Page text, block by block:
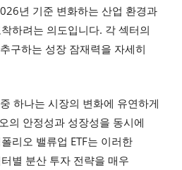
년 기준 변화하는 산업 환경과
하려는 의도입니다. 각 섹터의
구하는 성장 잠재력을 자세히
하나는 시장의 변화에 유연하게
의 안정성과 성장성을 동시에
리오 밸류업 ETF는 이러한
별 분산 투자 전략을 매우